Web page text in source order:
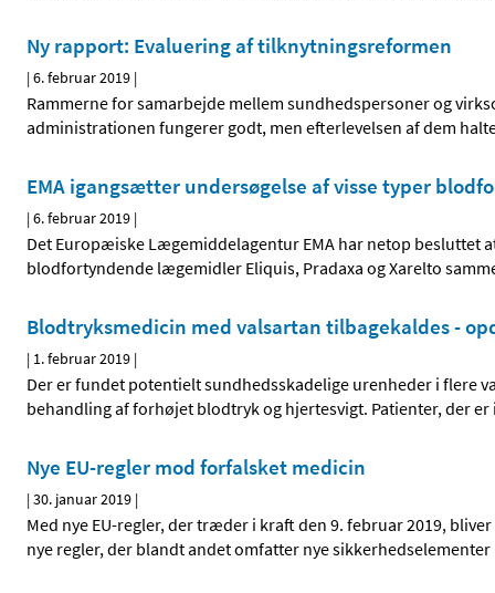
Ny rapport: Evaluering af tilknytningsreformen
|6. februar 2019 |
Rammerne for samarbejde mellem sundhedspersoner og
administrationen fungerer godt, men efterlevelsen af dem
EMA igangsætter undersøgelse af visse typer
|6. februar 2019 |
Det Europæiske Lægemiddelagentur EMA har netop besluttet
blodfortyndende lægemidler Eliquis, Pradaxa og Xarelto
Blodtryksmedicin med valsartan tilbagekaldes -
| 1. februar 2019 |
Der er fundet potentielt sundhedsskadelige urenheder i flere
behandling af forhøjet blodtryk og hjertesvigt. Patienter, der
Nye EU-regler mod forfalsket medicin
|30. januar 2019 |
Med nye EU-regler, der træder i kraft den 9. februar 2019,
nye regler, der blandt andet omfatter nye